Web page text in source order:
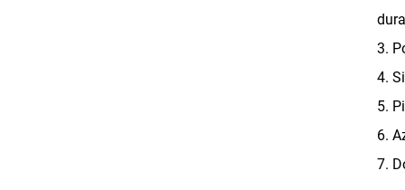
3.
4.
5.
6.
7.